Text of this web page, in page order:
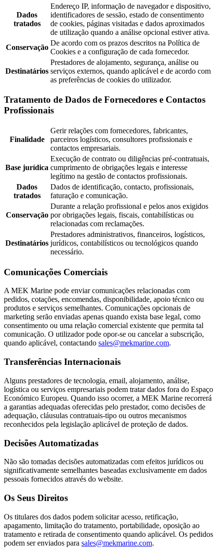
Dados
tratados
Endereço IP, informação de navegador e dispositivo,
identificadores de sessão, estado de consentimento
de cookies, páginas visitadas e dados aproximados
de utilização quando a análise opcional estiver ativa.
Conservação
De acordo com os prazos descritos na Política de
Cookies e a configuração de cada fornecedor.
Destinatários
Prestadores de alojamento, segurança, análise ou
serviços externos, quando aplicável e de acordo com
as preferências de cookies do utilizador.
Tratamento de Dados de Fornecedores e Contactos
Profissionais
Finalidade
Gerir relações com fornecedores, fabricantes,
parceiros logísticos, consultores profissionais e
contactos empresariais.
Base jurídica
Execução de contrato ou diligências pré-contratuais,
cumprimento de obrigações legais e interesse
legítimo na gestão de contactos profissionais.
Dados
tratados
Dados de identificação, contacto, profissionais,
faturação e comunicação.
Conservação
Durante a relação profissional e pelos anos exigidos
por obrigações legais, fiscais, contabilísticas ou
relacionadas com reclamações.
Destinatários
Prestadores administrativos, financeiros, logísticos,
jurídicos, contabilísticos ou tecnológicos quando
necessário.
Comunicações Comerciais
A MEK Marine pode enviar comunicações relacionadas com
pedidos, cotações, encomendas, disponibilidade, apoio técnico ou
produtos e serviços semelhantes. Comunicações opcionais de
marketing serão enviadas apenas quando exista base legal, como
consentimento ou uma relação comercial existente que permita tal
comunicação. O utilizador pode opor-se ou cancelar a subscrição,
quando aplicável, contactando sales@mekmarine.com.
Transferências Internacionais
Alguns prestadores de tecnologia, email, alojamento, análise,
logística ou serviços empresariais podem tratar dados fora do Espaço
Económico Europeu. Quando isso ocorrer, a MEK Marine recorrerá
a garantias adequadas oferecidas pelo prestador, como decisões de
adequação, cláusulas contratuais-tipo ou outros mecanismos
reconhecidos pela legislação aplicável de proteção de dados.
Decisões Automatizadas
Não são tomadas decisões automatizadas com efeitos jurídicos ou
significativamente semelhantes baseadas exclusivamente em dados
pessoais fornecidos através do website.
Os Seus Direitos
Os titulares dos dados podem solicitar acesso, retificação,
apagamento, limitação do tratamento, portabilidade, oposição ao
tratamento e retirada de consentimento quando aplicável. Os pedidos
podem ser enviados para sales@mekmarine.com.